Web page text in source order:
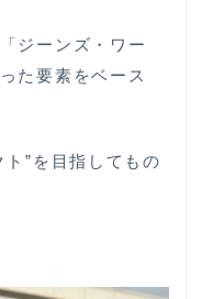
ジーンズ・ワー
た要素をベース
”を目指してもの